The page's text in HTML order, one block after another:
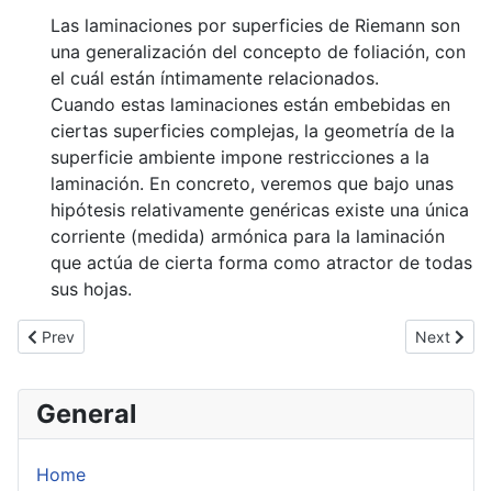
General
Home
Las laminaciones por superficies de Riemann son
una generalización del concepto de foliación, con
el cuál están íntimamente relacionados.
Cuando estas laminaciones están embebidas en
ciertas superficies complejas, la geometría de la
superficie ambiente impone restricciones a la
laminación. En concreto, veremos que bajo unas
hipótesis relativamente genéricas existe una única
corriente (medida) armónica para la laminación
que actúa de cierta forma como atractor de todas
sus hojas.
Previous article: Seminario de Hussein Mourtada
Prev Next
Next